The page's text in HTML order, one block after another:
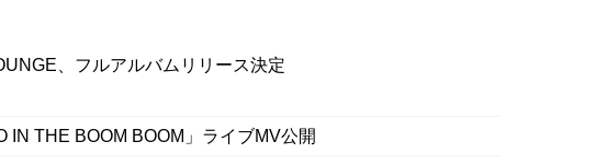
、フルアルバムリリース決定
IN THE BOOM BOOM」ライブMV公開